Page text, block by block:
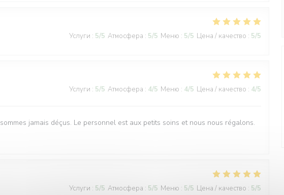
Услуги : 5/5 Атмосфера : 5/5 Меню : 5/5 Цена / качество : 5/5
Услуги : 5/5 Атмосфера : 4/5 Меню : 4/5 Цена / качество : 4/5
jamais déçus. Le personnel est aux petits soins et nous nous régalons.
Услуги : 5/5 Атмосфера : 5/5 Меню : 5/5 Цена / качество : 5/5